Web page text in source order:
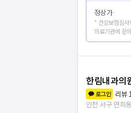
정상가
* 건강보험심
의료기관에 문
한림내과의
로그인 리뷰
인천 서구 연희동